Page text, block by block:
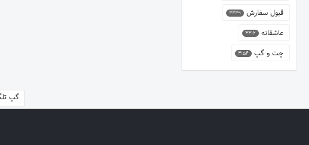
قبول سفارش 3339
عاشقانه 3312
چت و گپ 3154
گپ